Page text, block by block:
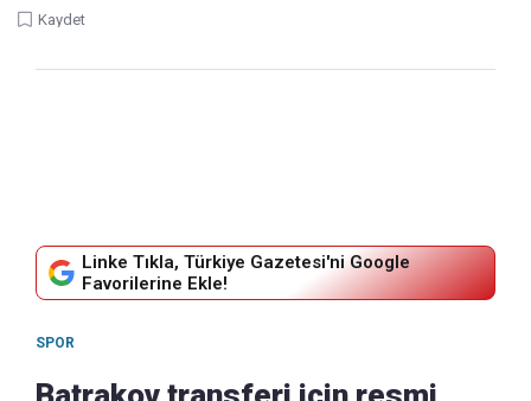
Kaydet
Linke Tıkla, Türkiye Gazetesi'ni Google
Favorilerine Ekle!
SPOR